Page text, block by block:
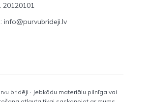
20120101
info@purvubrideji.lv
bridēji · Jebkādu materiālu pilnīga vai